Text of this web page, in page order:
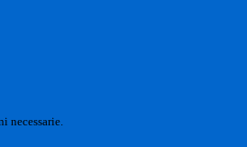
necessarie.